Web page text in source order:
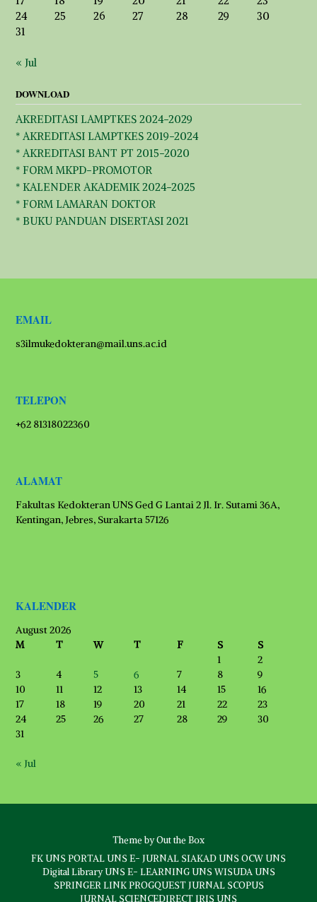
24
25 26 27 28 29
30
31
« Jul
DOWNLOAD
AKREDITASI LAMPTKES 2024-2029
* AKREDITASI LAMPTKES 2019-2024
* AKREDITASI BANT PT 2015-2020
* FORM MKPD-PROMOTOR
* KALENDER AKADEMIK 2024-2025
* FORM LAMARAN DOKTOR
* BUKU PANDUAN DISERTASI 2021
EMAIL
s3ilmukedokteran@mail.uns.ac.id
TELEPON
+62 81318022360
ALAMAT
Fakultas Kedokteran UNS Ged G Lantai 2 Jl. Ir. Sutami 36A,
Kentingan, Jebres, Surakarta 57126
KALENDER
August 2026
M
T W T F S
S
1
2
3
4 5 6 7 8
9
10
11 12 13 14 15
16
17
18 19 20 21 22
23
24
25 26 27 28 29
30
31
« Jul
Theme byOut the Box
FK UNSPORTAL UNSE- JURNAL SIAKAD UNSOCW UNS
Digital Library UNS E- LEARNING UNSWISUDA UNS
SPRINGER LINK PROGQUEST JURNAL SCOPUS
JURNAL SCIENCEDIRECTIRIS UNS